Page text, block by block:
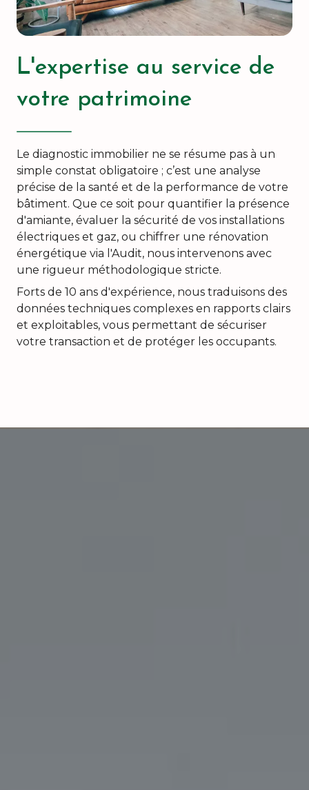
L'expertise au service de
votre patrimoine
Le diagnostic immobilier ne se résume pas à un
simple constat obligatoire ; c’est une analyse
précise de la santé et de la performance de votre
bâtiment. Que ce soit pour quantifier la présence
d'amiante, évaluer la sécurité de vos installations
électriques et gaz, ou chiffrer une rénovation
énergétique via l'Audit, nous intervenons avec
une rigueur méthodologique stricte.
Forts de 10 ans d'expérience, nous traduisons des
données techniques complexes en rapports clairs
et exploitables, vous permettant de sécuriser
votre transaction et de protéger les occupants.